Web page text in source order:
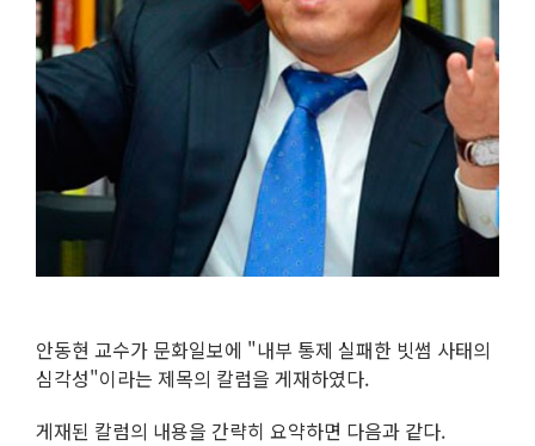
안동현 교수가 문화일보에 "내부 통제 실패한 빗썸 사태의
심각성"이라는 제목의 칼럼을 게재하였다.
게재된 칼럼의 내용을 간략히 요약하면 다음과 같다.